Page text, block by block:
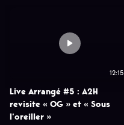
12:15
Live Arrangé #5 : A2H
revisite « OG » et « Sous
l’oreiller »